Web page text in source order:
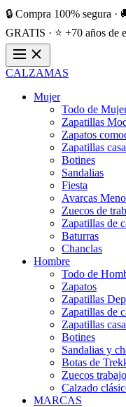
🔒 Compra 100% segura
GRATIS · ⭐ +70 años de
CALZAMAS
Mujer
Todo de
Zapatillas
Zapatos
Zapatillas casa
Botines
Sandalias
Fiesta
Avarcas
Zuecos de
Zapatillas de
Baturras
Chanclas
Hombre
Todo de
Zapatos
Zapatillas
Zapatillas de
Zapatillas
Botines
Sandalias y
Botas de
Zuecos trabajo
Calzado
MARCAS